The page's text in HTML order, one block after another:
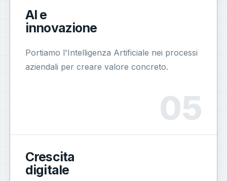
AI e
innovazione
Portiamo l'Intelligenza Artificiale nei processi
aziendali per creare valore concreto.
Crescita
digitale